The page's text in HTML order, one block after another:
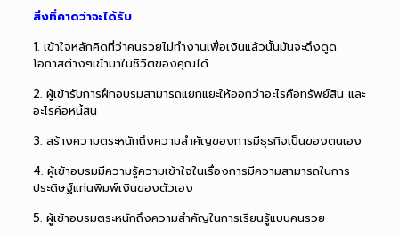
สิ่งที่คาดว่าจะได้รับ
1. เข้าใจหลักคิดที่ว่าคนรวยไม่ทำงานเพื่อเงินแล้วนั้นมันจะดึงดูด
โอกาสต่างๆเข้ามาในชีวิตของคุณได้
2. ผู้เข้ารับการฝึกอบรมสามารถแยกแยะให้ออกว่าอะไรคือทรัพย์สิน และ
อะไรคือหนี้สิน
3. สร้างความตระหนักถึงความสำคัญของการมีธุรกิจเป็นของตนเอง
4. ผู้เข้าอบรมมีความรู้ความเข้าใจในเรื่องการมีความสามารถในการ
ประดิษฐ์แท่นพิมพ์เงินของตัวเอง
5. ผู้เข้าอบรมตระหนักถึงความสำคัญในการเรียนรู้แบบคนรวย